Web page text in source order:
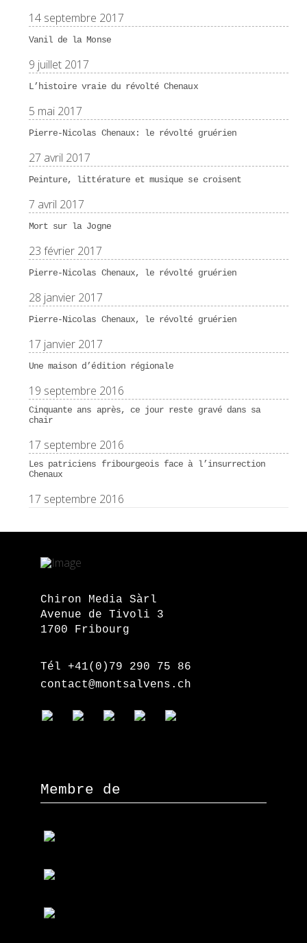
14 septembre 2017
Vanil de la Monse
9 juillet 2017
L’histoire vraie du révolté Chenaux
5 mai 2017
Pierre-Nicolas Chenaux: le révolté gruérien
27 avril 2017
Peinture, littérature et musique se croisent
7 avril 2017
Mort sur la Jogne
23 février 2017
Pierre-Nicolas Chenaux, le révolté gruérien
28 janvier 2017
Pierre-Nicolas Chenaux, le révolté gruérien
17 janvier 2017
Une maison d’édition régionale
19 septembre 2016
Cinquante ans après, ce jour reste gravé dans sa
chair
17 septembre 2016
Les patriciens fribourgeois face à l’insurrection
Chenaux
17 septembre 2016
Chiron Media Sàrl
Avenue de Tivoli 3
1700 Fribourg
Tél +41(0)79 290 75 86
contact@montsalvens.ch
Membre de